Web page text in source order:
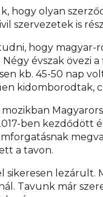
hogy olyan
szervezetek is
hogy
évszak övezi
kb. 45-50 nap
kidomborodtak,
ben kezdődött
a tavon.
sikeresen
Tavunk már